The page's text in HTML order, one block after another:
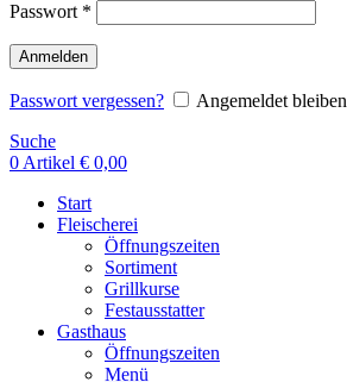
Passwort *
Anmelden
Passwort vergessen?
Angemeldet bleiben
Suche
0 Artikel € 0,00
Start
Fleischerei
Öffnungszeiten
Sortiment
Grillkurse
Festausstatter
Gasthaus
Öffnungszeiten
Menü